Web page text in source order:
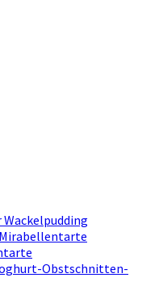
Wackelpudding
Obstschnitten-